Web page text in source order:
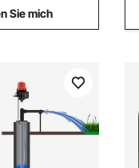
Sie mich